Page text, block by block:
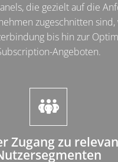
die gezielt auf die
zugeschnitten sind,
bis hin zur
Angeboten.
Zugang zu